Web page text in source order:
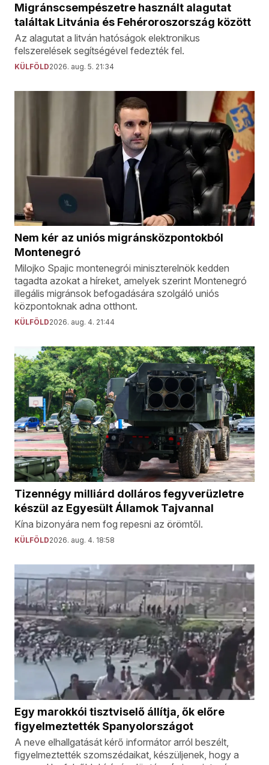
Migránscsempészetre használt alagutat
találtak Litvánia és Fehéroroszország között
Az alagutat a litván hatóságok elektronikus
felszerelések segítségével fedezték fel.
KÜLFÖLD2026. aug. 5. 21:34
Nem kér az uniós migránsközpontokból
Montenegró
Milojko Spajic montenegrói miniszterelnök kedden
tagadta azokat a híreket, amelyek szerint Montenegró
illegális migránsok befogadására szolgáló uniós
központoknak adna otthont.
KÜLFÖLD2026. aug. 4. 21:44
Tizennégy milliárd dolláros fegyverüzletre
készül az Egyesült Államok Tajvannal
Kína bizonyára nem fog repesni az örömtől.
KÜLFÖLD2026. aug. 4. 18:58
Egy marokkói tisztviselő állítja, ők előre
figyelmeztették Spanyolországot
A neve elhallgatását kérő informátor arról beszélt,
figyelmeztették szomszédaikat, készüljenek, hogy a